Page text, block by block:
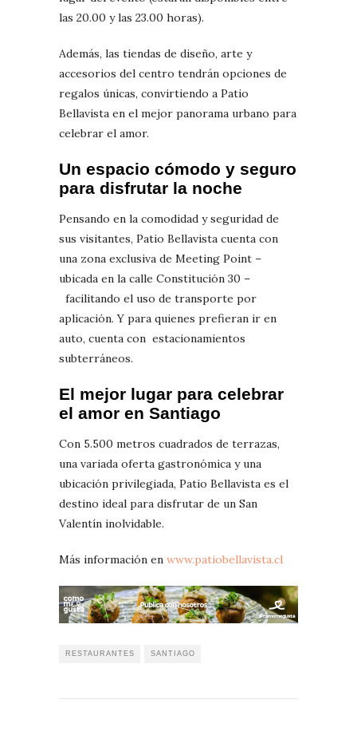
las 20.00 y las 23.00 horas).
Además, las tiendas de diseño, arte y
accesorios del centro tendrán opciones de
regalos únicas, convirtiendo a Patio
Bellavista en el mejor panorama urbano para
celebrar el amor.
Un espacio cómodo y seguro
para disfrutar la noche
Pensando en la comodidad y seguridad de
sus visitantes, Patio Bellavista cuenta con
una zona exclusiva de Meeting Point –
ubicada en la calle Constitución 30 –
facilitando el uso de transporte por
aplicación. Y para quienes prefieran ir en
auto, cuenta con estacionamientos
subterráneos.
El mejor lugar para celebrar
el amor en Santiago
Con 5.500 metros cuadrados de terrazas,
una variada oferta gastronómica y una
ubicación privilegiada, Patio Bellavista es el
destino ideal para disfrutar de un San
Valentín inolvidable.
Más información en www.patiobellavista.cl
RESTAURANTES SANTIAGO